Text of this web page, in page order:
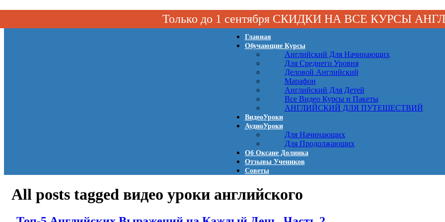
Только до 1 сентября СКИДКИ НА ВСЕ КУРСЫ
Главная
Обучающие Курсы
Английский Для Начинающих
Для Среднего Уровня
Деловой Английский
Марафон
Английский Для Детей
Все Видео Курсы и Пакеты
АНГЛИЙСКИЙ ДЛЯ ПУТЕШЕСТВИЙ
ВидеоУроки
АудиоУроки
Для Начинающих
Для Продолжающих
Об Оксане Долинка
Отзывы Учеников
Советы
All posts tagged видео уроки английского